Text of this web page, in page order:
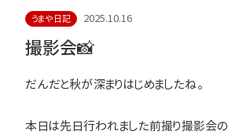
うまや日記 2025.10.16
撮影会📸
だんだと秋が深まりはじめましたね。
本日は先日行われました前撮り撮影会の